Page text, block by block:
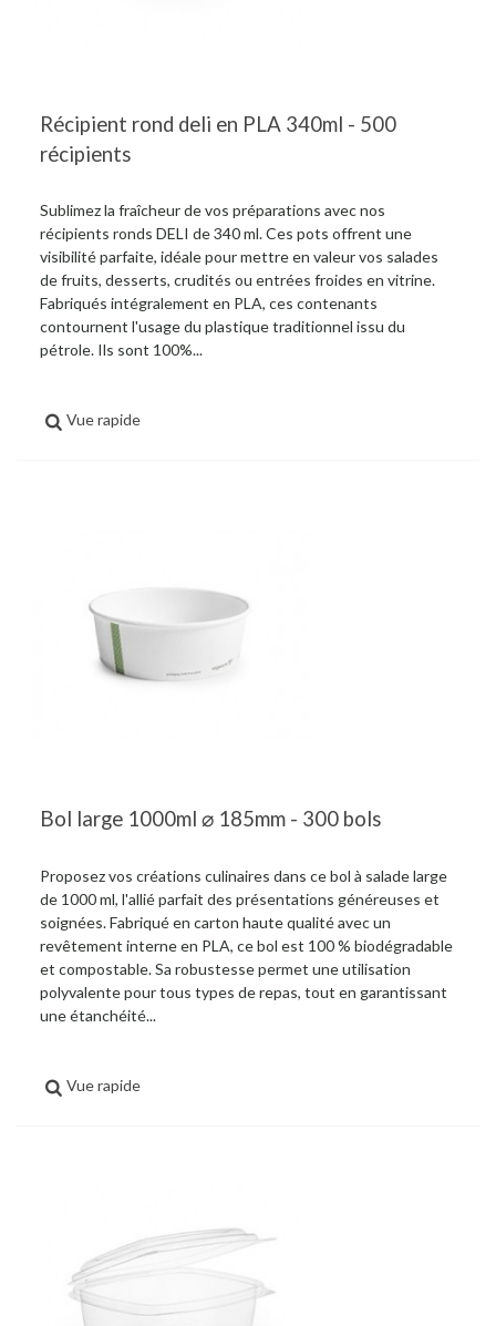
Récipient rond deli en PLA 340ml - 500
récipients
Sublimez la fraîcheur de vos préparations avec nos
récipients ronds DELI de 340 ml. Ces pots offrent une
visibilité parfaite, idéale pour mettre en valeur vos salades
de fruits, desserts, crudités ou entrées froides en vitrine.
Fabriqués intégralement en PLA, ces contenants
contournent l'usage du plastique traditionnel issu du
pétrole. Ils sont 100%...
Vue rapide
Bol large 1000ml ⌀ 185mm - 300 bols
Proposez vos créations culinaires dans ce bol à salade large
de 1000 ml, l'allié parfait des présentations généreuses et
soignées. Fabriqué en carton haute qualité avec un
revêtement interne en PLA, ce bol est 100 % biodégradable
et compostable. Sa robustesse permet une utilisation
polyvalente pour tous types de repas, tout en garantissant
une étanchéité...
Vue rapide